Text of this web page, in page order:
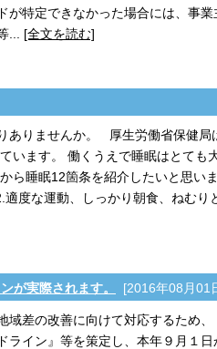
が特定できなかった場合には、事業
... [全文を読む]
ありませんか。 厚生労働省保健局
います。 働くうえで睡眠はとても
ら睡眠12箇条を紹介したいと思い
度な運動、しっかり朝食、ねむり
が実際されます。 [2016年08月01
差の改善に向けて対応するため、
イン』等を策定し、本年９月１日